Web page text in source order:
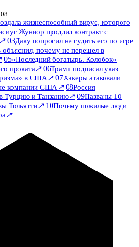
жизнеспособный вирус, которого
Жуниор продлил контракт с
↗ 03Даку попросил не судить его по игре
объяснил, почему не перешел в
05«Последний богатырь. Колобок»
проката↗ 06Трамп подписал указ
в США↗ 07Хакеры атаковали
компании США↗ 08Россия
Турцию и Танзанию↗ 09Названы 10
Тольятти↗ 10Почему пожилые люди
↗